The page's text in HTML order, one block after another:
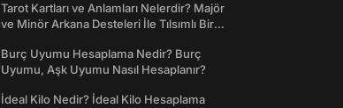
Tarot Kartları ve Anlamları Nelerdir? Majör
ve Minör Arkana Desteleri İle Tılsımlı Bir
Burç Uyumu Hesaplama Nedir? Burç
Uyumu, Aşk Uyumu Nasıl Hesaplanır?
İdeal Kilo Nedir? İdeal Kilo Hesaplama